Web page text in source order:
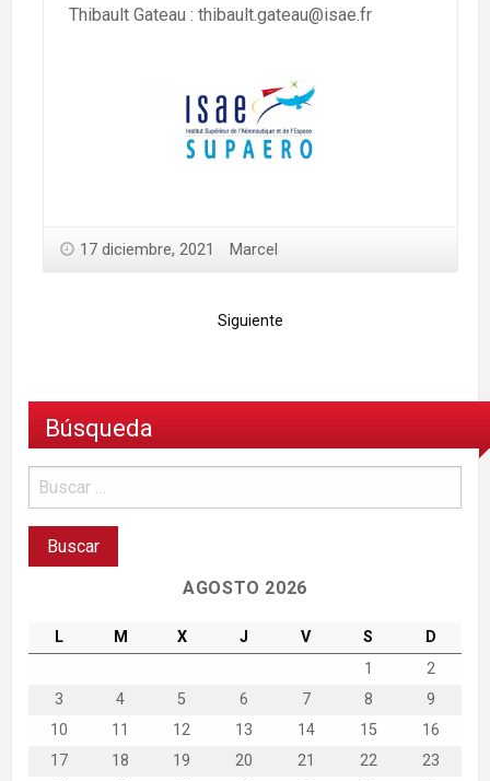
Thibault Gateau : thibault.gateau@isae.fr
17 diciembre, 2021 Marcel
Siguiente
Búsqueda
AGOSTO 2026
L M X J V S
D
1
2
3
4 5 6 7 8
9
10
11 12 13 14 15
16
17
18 19 20 21 22
23